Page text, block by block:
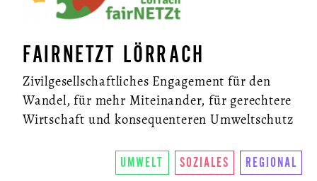
FAIRNETZT LÖRRACH
Zivilgesellschaftliches Engagement für den
Wandel, für mehr Miteinander, für gerechtere
Wirtschaft und konsequenteren Umweltschutz
UMWELT SOZIALES REGIONAL